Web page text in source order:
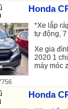
Honda
*Xe lắp
tự động, 7
Xe gia
2020 1
máy móc
Honda